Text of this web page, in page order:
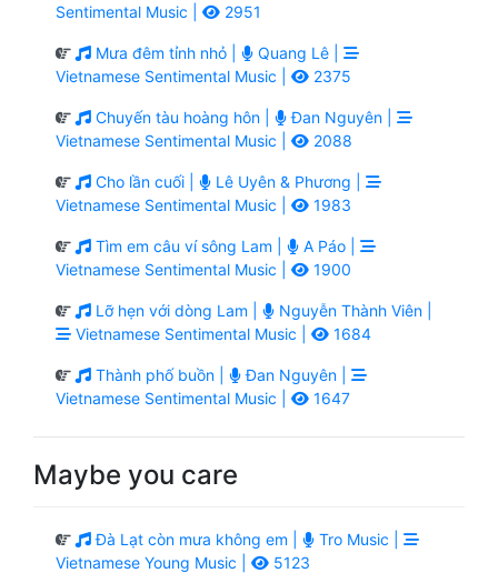
Sentimental Music |
2951
Mưa đêm tỉnh nhỏ |
Quang Lê |
Vietnamese Sentimental Music |
2375
Chuyến tàu hoàng hôn |
Đan Nguyên |
Vietnamese Sentimental Music |
2088
Cho lần cuối |
Lê Uyên & Phương |
Vietnamese Sentimental Music |
1983
Tìm em câu ví sông Lam |
A Páo |
Vietnamese Sentimental Music |
1900
Lỡ hẹn với dòng Lam |
Nguyễn Thành Viên |
Vietnamese Sentimental Music |
1684
Thành phố buồn |
Đan Nguyên |
Vietnamese Sentimental Music |
1647
Maybe you care
Đà Lạt còn mưa không em |
Tro Music |
Vietnamese Young Music |
5123